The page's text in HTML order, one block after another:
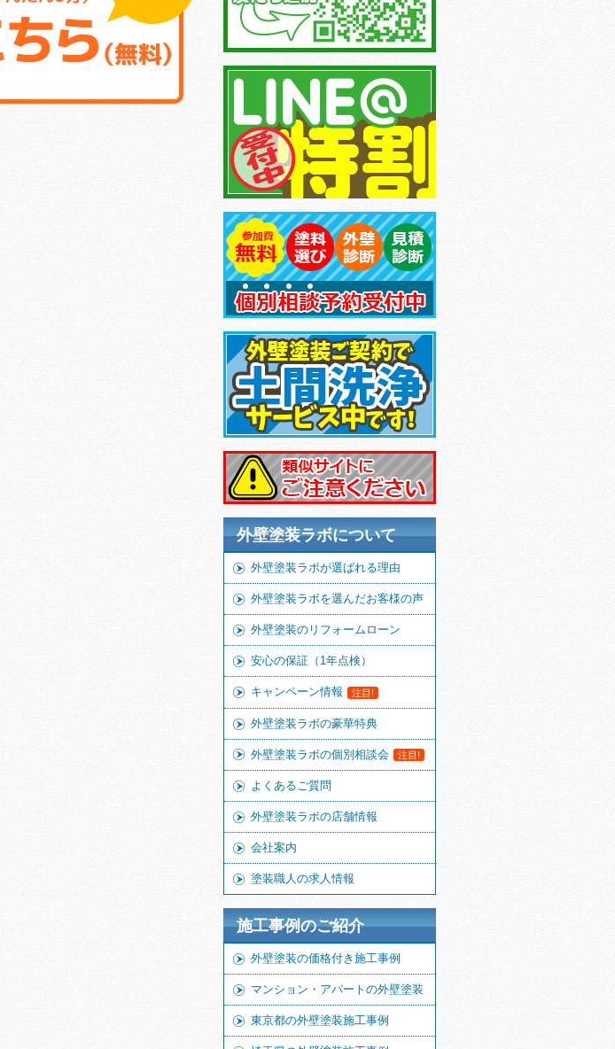
外壁塗装ラボについて
外壁塗装ラボが選ばれる理由
外壁塗装ラボを選んだお客様の声
外壁塗装のリフォームローン
安心の保証（1年点検）
キャンペーン情報 注目!
外壁塗装ラボの豪華特典
外壁塗装ラボの個別相談会 注目!
よくあるご質問
外壁塗装ラボの店舗情報
会社案内
塗装職人の求人情報
施工事例のご紹介
外壁塗装の価格付き施工事例
マンション・アパートの外壁塗装
東京都の外壁塗装施工事例